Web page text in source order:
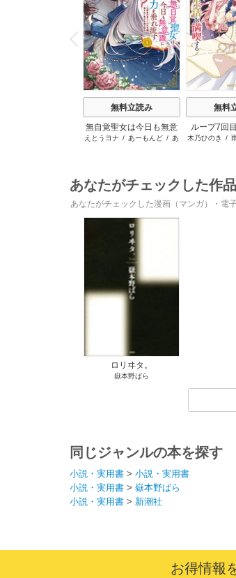
P
r
e
v
i
o
u
s
無料立読み
無自覚聖女は今日も無意
識に力を垂れ流す ～公
～
えとうヨナ / あーもんど / あ
無料
ループ7回
は、元敵国
木乃ひのき /
あなたがチェックした作品
あなたがチェックした漫画（マンガ）・電
ロリヰタ。
嶽本野ばら
同じジャンルの本を探す
小説・実用書 > 小説・実用書
小説・実用書 > 嶽本野ばら
小説・実用書 > 新潮社
お得情報